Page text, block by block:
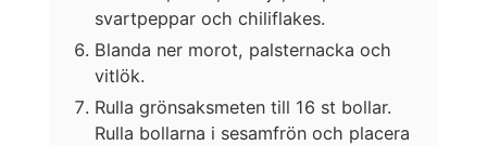
svartpeppar och chiliflakes.
Blanda ner morot, palsternacka och
vitlök.
Rulla grönsaksmeten till 16 st bollar.
Rulla bollarna i sesamfrön och placera